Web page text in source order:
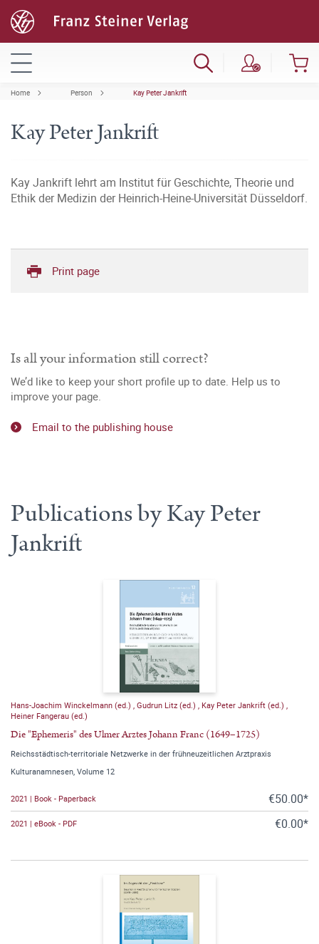
Home Person Kay Peter Jankrift
Kay Peter Jankrift
Kay Jankrift lehrt am Institut für Geschichte, Theorie und
Ethik der Medizin der Heinrich-Heine-Universität Düsseldorf.
Print page
Is all your information still correct?
We’d like to keep your short profile up to date. Help us to
improve your page.
Email to the publishing house
Publications by Kay Peter
Jankrift
Hans-Joachim Winckelmann (ed.) Gudrun Litz (ed.) Kay Peter Jankrift (ed.)
Heiner Fangerau (ed.)
Die "Ephemeris" des Ulmer Arztes Johann Franc (1649–1725)
Reichsstädtisch-territoriale Netzwerke in der frühneuzeitlichen Arztpraxis
Kulturanamnesen, Volume 12
2021 | Book - Paperback €50.00*
2021 | eBook - PDF €0.00*